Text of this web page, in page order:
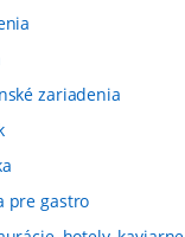
zariadenia
pre gastro